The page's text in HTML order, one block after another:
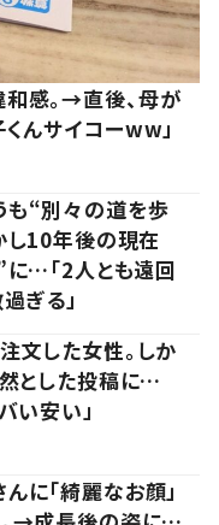
感。→直後、母が
んサイコーww」
も“別々の道を歩
し10年後の現在
…「2人とも遠回
ぎる」
文した女性。しか
とした投稿に…
い安い」
に「綺麗なお顔」